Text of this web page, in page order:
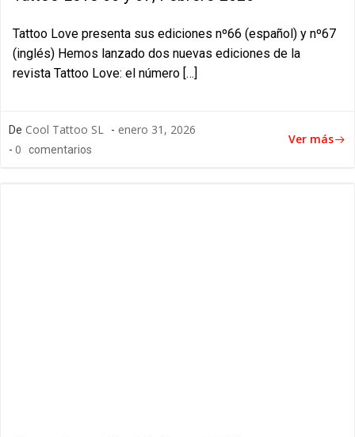
Tattoo Love presenta sus ediciones nº66 (español) y nº67
(inglés) Hemos lanzado dos nuevas ediciones de la
revista Tattoo Love: el número […]
De Cool Tattoo SL - enero 31, 2026
- 0 comentarios
Ver más